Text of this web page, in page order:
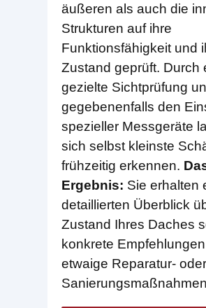
äußeren als auch die
Strukturen auf ihre
Funktionsfähigkeit und
Zustand geprüft. Durch
gezielte Sichtprüfung
gegebenenfalls den
spezieller Messgeräte
sich selbst kleinste
frühzeitig erkennen.
Ergebnis: Sie erhalten
detaillierten Überblick
Zustand Ihres Daches
konkrete
etwaige Reparatur- oder